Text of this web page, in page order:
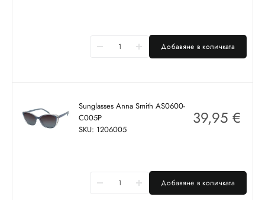
Добавяне в количката
Sunglasses Anna Smith AS0600-
C005P
SKU: 1206005
39,95 €
Добавяне в количката